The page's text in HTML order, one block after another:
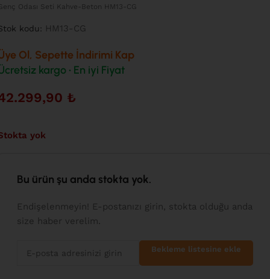
Odası Seti Kahve-Beton HM13-CG
kodu: HM13-CG
Ol, Sepette İndirimi Kap
kargo • En iyi Fiyat
₺
yok
Bu ürün şu anda stokta yok.
Endişelenmeyin! E-postanızı girin, stokta olduğu anda
size haber verelim.
Bekleme listesine ekle